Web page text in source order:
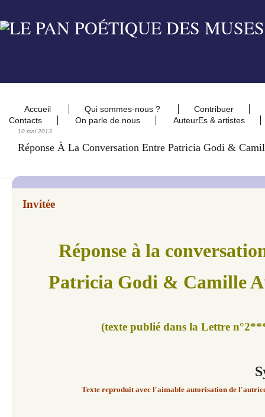
Accueil Qui sommes-nous ?
Contribuer
Contacts
On parle de nous AuteurEs & artistes
10 mai 2013
Réponse À La Conversation Entre Patricia Godi &
Invitée
Réponse à la
Patricia Godi & Camille
(texte publié dans la Lettre
Texte reproduit avec l'aimable autorisation de